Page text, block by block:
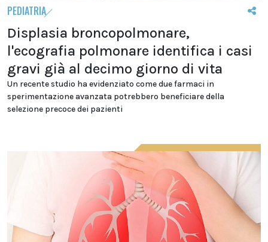
PEDIATRIA
Displasia broncopolmonare,
l'ecografia polmonare identifica i casi
gravi già al decimo giorno di vita
Un recente studio ha evidenziato come due farmaci in
sperimentazione avanzata potrebbero beneficiare della
selezione precoce dei pazienti